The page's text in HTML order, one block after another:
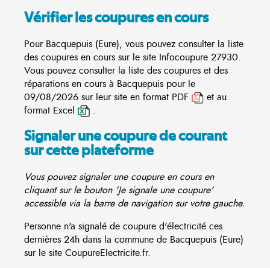
Vérifier les coupures en cours
Pour Bacquepuis (Eure), vous pouvez consulter la liste
des coupures en cours sur le site Infocoupure 27930.
Vous pouvez consulter la liste des coupures et des
réparations en cours à Bacquepuis pour le
09/08/2026 sur leur site en format PDF
et au
format Excel
.
Signaler une coupure de courant
sur cette plateforme
Vous pouvez signaler une coupure en cours en
cliquant sur le bouton 'Je signale une coupure'
accessible via la barre de navigation sur votre gauche.
Personne n'a signalé de coupure d'électricité ces
dernières 24h dans la commune de Bacquepuis (Eure)
sur le site CoupureElectricite.fr.